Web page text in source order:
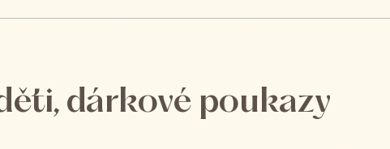
dárkové poukazy